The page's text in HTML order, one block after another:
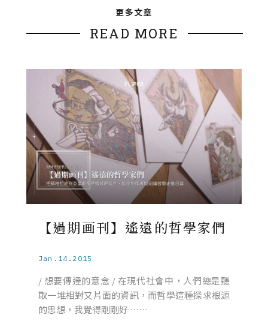
更多文章
READ MORE
【過期画刊】遙遠的哲學家們
Jan.14.2015
/ 想要傳達的意念 / 在現代社會中，人們總是聽
取一堆相對又片面的資訊，而哲學這種探求根源
的思想，我覺得剛剛好 ……